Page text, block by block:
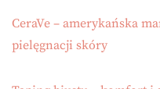
CeraVe – amerykańska
pielęgnacji skóry